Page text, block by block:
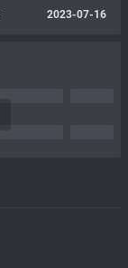
2023-07-16